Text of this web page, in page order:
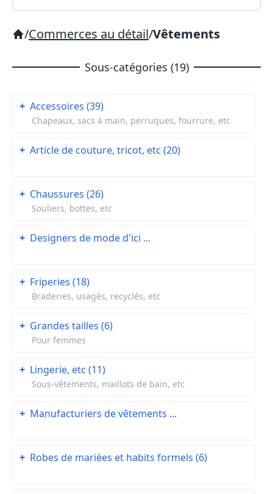
/Commerces au détail/Vêtements
Sous-catégories (19)
+ Accessoires (39)
Chapeaux, sacs à main, perruques, fourrure, etc
+ Article de couture, tricot, etc (20)
+ Chaussures (26)
Souliers, bottes, etc
+ Designers de mode d'ici ...
+ Friperies (18)
Braderies, usagés, recyclés, etc
+ Grandes tailles (6)
Pour femmes
+ Lingerie, etc (11)
Sous-vêtements, maillots de bain, etc
+ Manufacturiers de vêtements ...
+ Robes de mariées et habits formels (6)